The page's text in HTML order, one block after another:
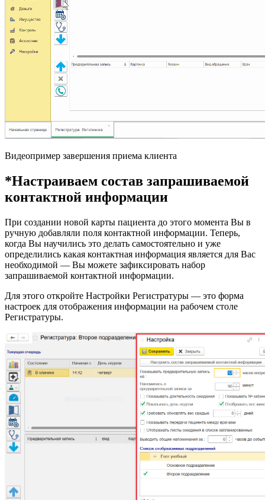
Видеопример завершения приема клиента
*Настраиваем состав запрашиваемой
контактной информации
При создании новой карты пациента до этого момента Вы в
ручную добавляли поля контактной информации. Теперь,
когда Вы научились это делать самостоятельно и уже
определились какая контактная информация является для Вас
необходимой — Вы можете зафиксировать набор
запрашиваемой контактной информации.
Для этого откройте Настройки Регистратуры — это форма
настроек для отображения информации на рабочем столе
Регистратуры.